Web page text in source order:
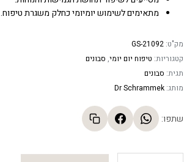
מתאימים לשימוש יומיומי כחלק משגרת טיפוח.
מק"ט: GS-21092
קטגוריות: טיפוח יום יומי, סבונים
תגית: סבונים
מותג: Dr Schrammek
שתפו: